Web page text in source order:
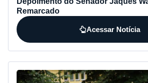
Remarcado
Acessar Notícia